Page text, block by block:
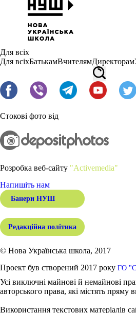
Для всіх
Для всіхБатькамВчителямДиректорам
Стокові фото від
Розробка веб-сайту "Activemedia"
Напишіть нам
Банери НУШ
Редакційна політика
© Нова Українська школа, 2017
Проект був створений 2017 року ГО
Усі виключні майнові й немайнові
авторського права, які містять пряму
Використання текстових матеріалів